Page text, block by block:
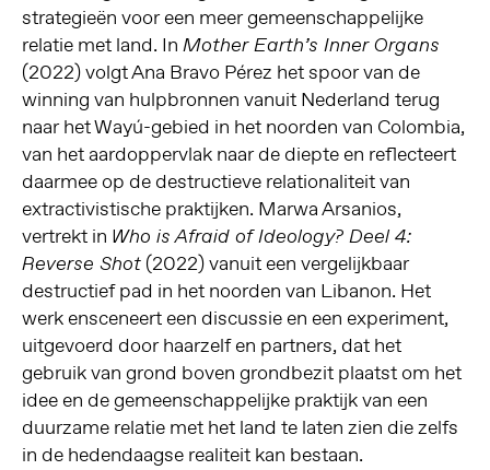
strategieën voor een meer gemeenschappelijke
relatie met land. In Mother Earth’s Inner Organs
(2022) volgt Ana Bravo Pérez het spoor van de
winning van hulpbronnen vanuit Nederland terug
naar het Wayú-gebied in het noorden van Colombia,
van het aardoppervlak naar de diepte en reflecteert
daarmee op de destructieve relationaliteit van
extractivistische praktijken. Marwa Arsanios,
vertrekt in Who is Afraid of Ideology? Deel 4:
Reverse Shot(2022) vanuit een vergelijkbaar
destructief pad in het noorden van Libanon. Het
werk ensceneert een discussie en een experiment,
uitgevoerd door haarzelf en partners, dat het
gebruik van grond boven grondbezit plaatst om het
idee en de gemeenschappelijke praktijk van een
duurzame relatie met het land te laten zien die zelfs
in de hedendaagse realiteit kan bestaan.